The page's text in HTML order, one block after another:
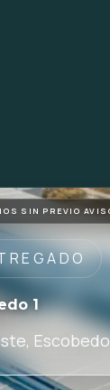
SIN PREVIO
1